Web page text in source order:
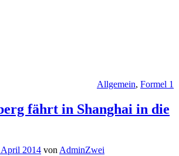
Allgemein, Formel 1
fährt in Shanghai in die
April 2014 von AdminZwei